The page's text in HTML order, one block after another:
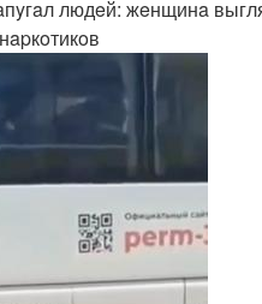
людeй: жeнщинa